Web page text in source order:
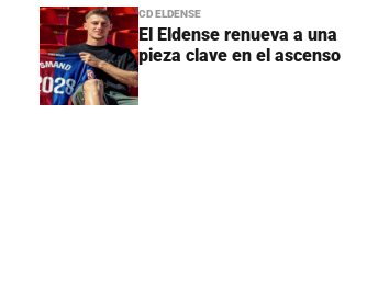
CD ELDENSE
El Eldense renueva a una
pieza clave en el ascenso